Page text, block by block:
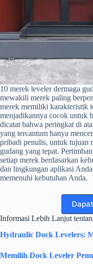
10 merek leveler dermaga
mewakili merek paling
merek memiliki karakteristik
menjadikannya cocok untuk
dicatat bahwa peringkat di
yang tercantum hanya
pribadi penulis, untuk tujuan
gudang yang tepat.
setiap merek berdasarkan
dan lingkungan aplikasi
memenuhi kebutuhan Anda.
Informasi Lebih Lanjut
Hydraulic Dock Levelers:
Memilih Dock Leveler